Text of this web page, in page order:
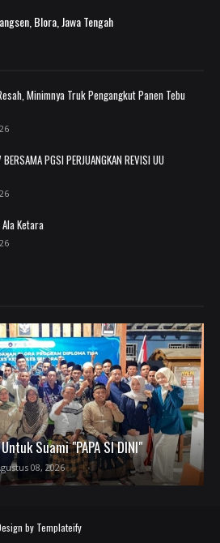
Blora, Jawa Tengah
Minimnya Truk Pengangkut Panen Tebu
PGSI PERJUANGKAN REVISI UU
Ketara
Suami "PAPA SI DINI"
08, 2026
by Templateify